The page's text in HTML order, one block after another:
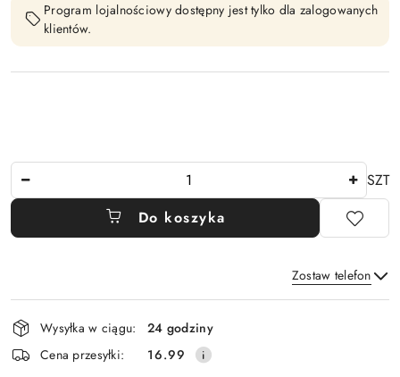
Program lojalnościowy dostępny jest tylko dla zalogowanych
klientów.
SZT
Do koszyka
Zostaw telefon
Wyślij
Dostępność
i
dostawa
Wysyłka w ciągu:
24 godziny
Cena przesyłki:
16.99